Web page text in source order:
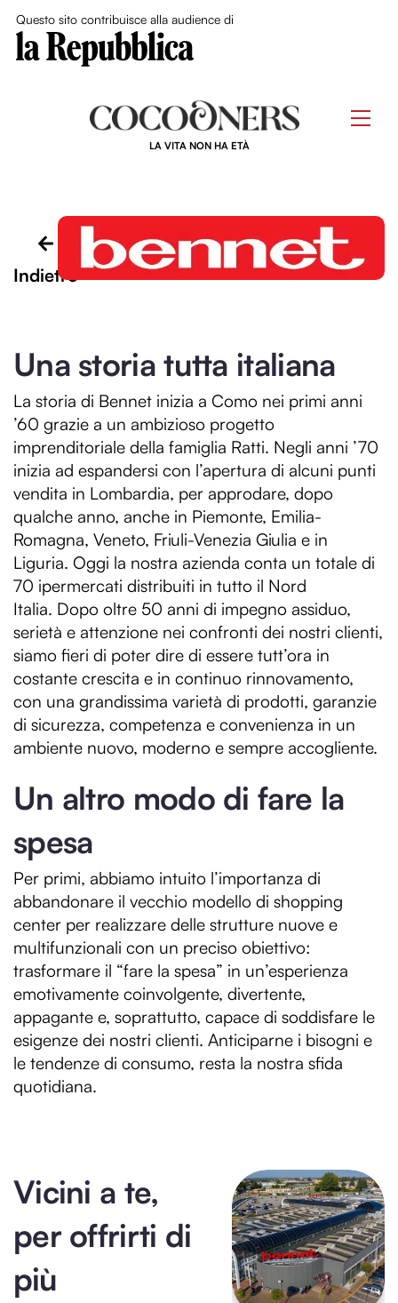
Questo sito contribuisce alla audience di
LA VITA NON HA ETÀ
Indietro
Una storia tutta italiana
La storia di Bennet inizia a Como nei primi anni
’60 grazie a un ambizioso progetto
imprenditoriale della famiglia Ratti. Negli anni ’70
inizia ad espandersi con l’apertura di alcuni punti
vendita in Lombardia, per approdare, dopo
qualche anno, anche in Piemonte, Emilia-
Romagna, Veneto, Friuli-Venezia Giulia e in
Liguria. Oggi la nostra azienda conta un totale di
70 ipermercati distribuiti in tutto il Nord
Italia. Dopo oltre 50 anni di impegno assiduo,
serietà e attenzione nei confronti dei nostri clienti,
siamo fieri di poter dire di essere tutt’ora in
costante crescita e in continuo rinnovamento,
con una grandissima varietà di prodotti, garanzie
di sicurezza, competenza e convenienza in un
ambiente nuovo, moderno e sempre accogliente.
Un altro modo di fare la
spesa
Per primi, abbiamo intuito l’importanza di
abbandonare il vecchio modello di shopping
center per realizzare delle strutture nuove e
multifunzionali con un preciso obiettivo:
trasformare il “fare la spesa” in un’esperienza
emotivamente coinvolgente, divertente,
appagante e, soprattutto, capace di soddisfare le
esigenze dei nostri clienti. Anticiparne i bisogni e
le tendenze di consumo, resta la nostra sfida
quotidiana.
Vicini a te,
per offrirti di
più